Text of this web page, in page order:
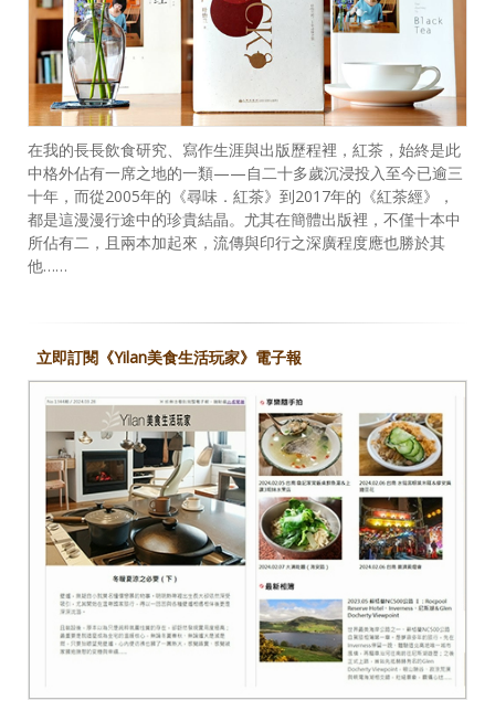
在我的長長飲食研究、寫作生涯與出版歷程裡，紅茶，始終是此
中格外佔有一席之地的一類——自二十多歲沉浸投入至今已逾三
十年，而從2005年的《尋味．紅茶》到2017年的《紅茶經》，
都是這漫漫行途中的珍貴結晶。尤其在簡體出版裡，不僅十本中
所佔有二，且兩本加起來，流傳與印行之深廣程度應也勝於其
他……
立即訂閱《Yilan美食生活玩家》電子報